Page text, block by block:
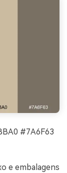
#7A6F63
e embalagens